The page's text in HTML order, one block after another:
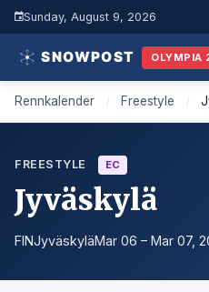
Sunday, August 9, 2026
OLYMPIA
Rennkalender / Freestyle /
FREESTYLE EC
Jyväskylä
FINJyväskyläMar 06 – Mar 07,